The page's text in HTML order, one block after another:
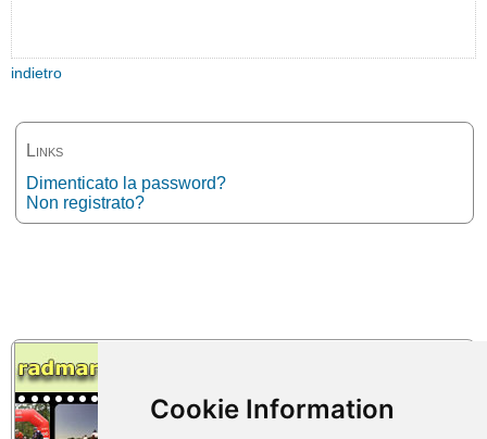
Links
Dimenticato la password?
Non registrato?
indietro